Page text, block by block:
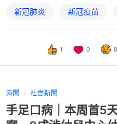
新冠肺炎 新冠疫苗
1 0 0
港聞 社會新聞
手足口病｜本周首5